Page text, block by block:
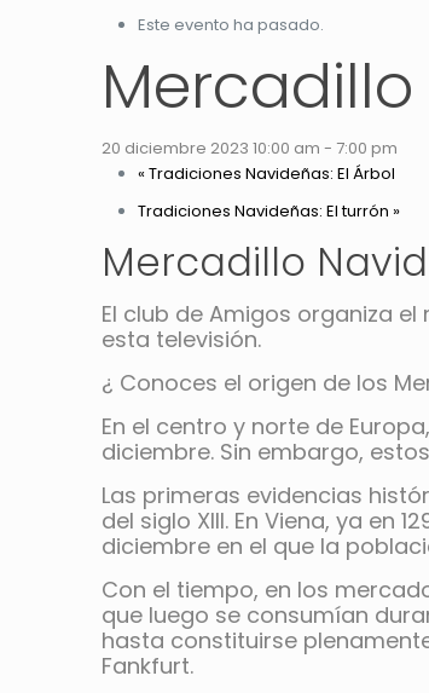
Este evento ha pasado.
20 diciembre 2023 10:00 am - 7:00 pm
« Tradiciones Navideñas: El Árbol
Tradiciones Navideñas: El turrón »
Mercadillo
El club de Amigos organiza
esta televisión.
¿ Conoces el origen de los
En el centro y norte de
diciembre. Sin embargo,
Las primeras evidencias
del siglo XIII. En Viena, ya en
diciembre en el que la
Con el tiempo, en los
que luego se consumían
hasta constituirse
Fankfurt.